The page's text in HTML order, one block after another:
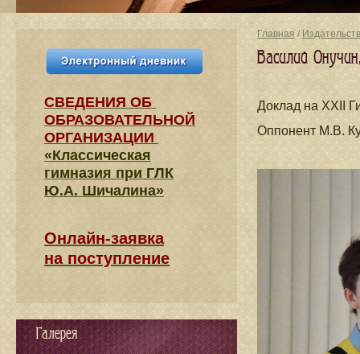
Главная /
Василий
Доклад на XXII
Оппонент М.В.
СВЕДЕНИЯ​ ОБ
ОБРАЗОВАТЕЛЬНОЙ
ОРГАНИЗАЦИИ
«Классическая
гимназия при ГЛК
Ю.А. Шичалина»
Онлайн-заявка
на поступление
Галерея